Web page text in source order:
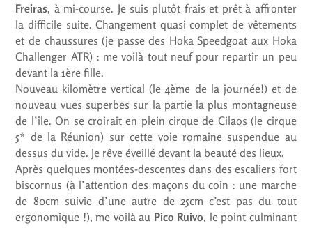
Freiras, à mi-course. Je suis plutôt frais et prêt à affronter
la difficile suite. Changement quasi complet de vêtements
et de chaussures (je passe des Hoka Speedgoat aux Hoka
Challenger ATR) : me voilà tout neuf pour repartir un peu
devant la 1ère fille.
Nouveau kilomètre vertical (le 4ème de la journée!) et de
nouveau vues superbes sur la partie la plus montagneuse
de l’île. On se croirait en plein cirque de Cilaos (le cirque
5* de la Réunion) sur cette voie romaine suspendue au
dessus du vide. Je rêve éveillé devant la beauté des lieux.
Après quelques montées-descentes dans des escaliers fort
biscornus (à l’attention des maçons du coin : une marche
de 80cm suivie d’une autre de 25cm c’est pas du tout
ergonomique !), me voilà au Pico Ruivo, le point culminant